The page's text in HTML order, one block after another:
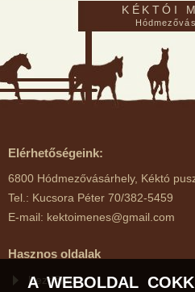
KÉKTÓI
Elérhetőségeink:
6800 Hódmezővásárhely, Kéktó
Tel.: Kucsora Péter 70/382-5459
E-mail: kektoimenes@gmail.com
Hasznos oldalak
Kezdőlap
A WEBOLDAL